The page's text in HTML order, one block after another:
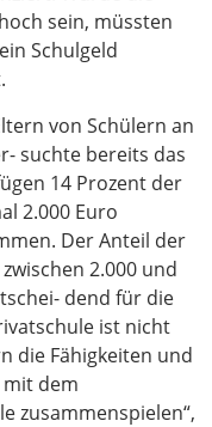
sein, müssten
Schulgeld
von Schülern an
suchte bereits das
14 Prozent der
2.000 Euro
Der Anteil der
2.000 und
dend für die
ist nicht
die Fähigkeiten und
mit dem
zusammenspielen“,